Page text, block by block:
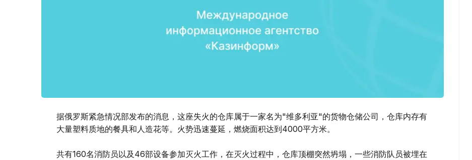
据俄罗斯紧急情况部发布的消息，这座失火的仓库属于一家名为"维多利亚"的货物仓储公司，仓库内存有
大量塑料质地的餐具和人造花等。火势迅速蔓延，燃烧面积达到4000平方米。
共有160名消防员以及46部设备参加灭火工作，在灭火过程中，仓库顶棚突然坍塌，一些消防队员被埋在